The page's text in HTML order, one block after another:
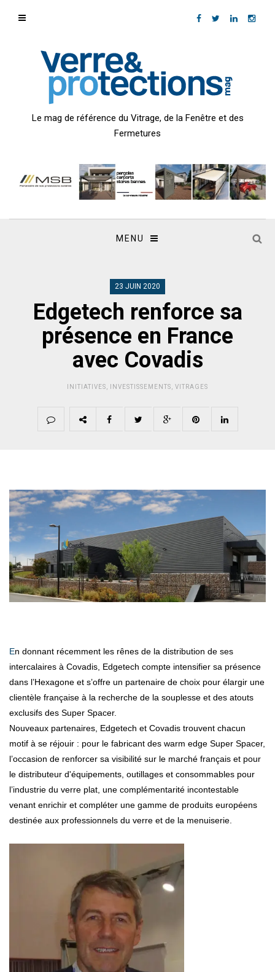
Le mag de référence du Vitrage, de la Fenêtre et des
Fermetures
MENU
23 JUIN 2020
Edgetech renforce sa
présence en France
avec Covadis
INITIATIVES INVESTISSEMENTS VITRAGES
En donnant récemment les rênes de la distribution de ses
intercalaires à Covadis, Edgetech compte intensifier sa présence
dans l’Hexagone et s’offre un partenaire de choix pour élargir une
clientèle française à la recherche de la souplesse et des atouts
exclusifs des Super Spacer.
Nouveaux partenaires, Edgetech et Covadis trouvent chacun
motif à se réjouir : pour le fabricant des warm edge Super Spacer,
l’occasion de renforcer sa visibilité sur le marché français et pour
le distributeur d'équipements, outillages et consommables pour
l’industrie du verre plat, une complémentarité incontestable
venant enrichir et compléter une gamme de produits européens
destinée aux professionnels du verre et de la menuiserie.